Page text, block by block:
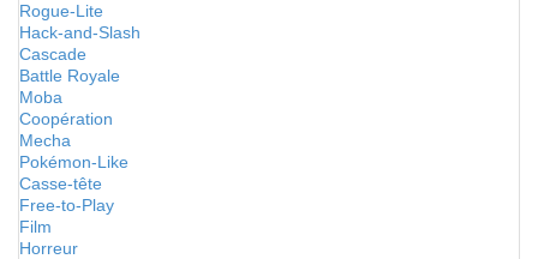
Rogue-Lite
Hack-and-Slash
Cascade
Battle Royale
Moba
Coopération
Mecha
Pokémon-Like
Casse-tête
Free-to-Play
Film
Horreur